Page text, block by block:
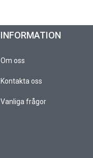
INFORMATION
Om oss
Kontakta oss
Vanliga frågor